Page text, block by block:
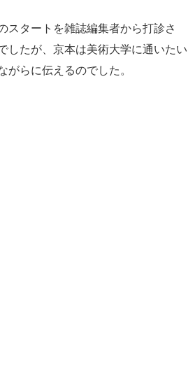
スタートを雑誌編集者から打診さ
したが、京本は美術大学に通いたい
がらに伝えるのでした。